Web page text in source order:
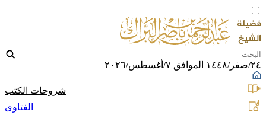
٢٤/صفر/١٤٤٨ الموافق ٧/أغسطس/٢٠٢٦
شروحات الكتب
الفتاوى